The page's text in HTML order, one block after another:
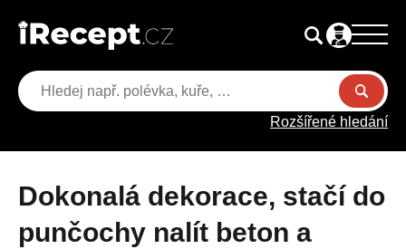
Rozšířené hledání
Dokonalá dekorace, stačí do
punčochy nalít beton a